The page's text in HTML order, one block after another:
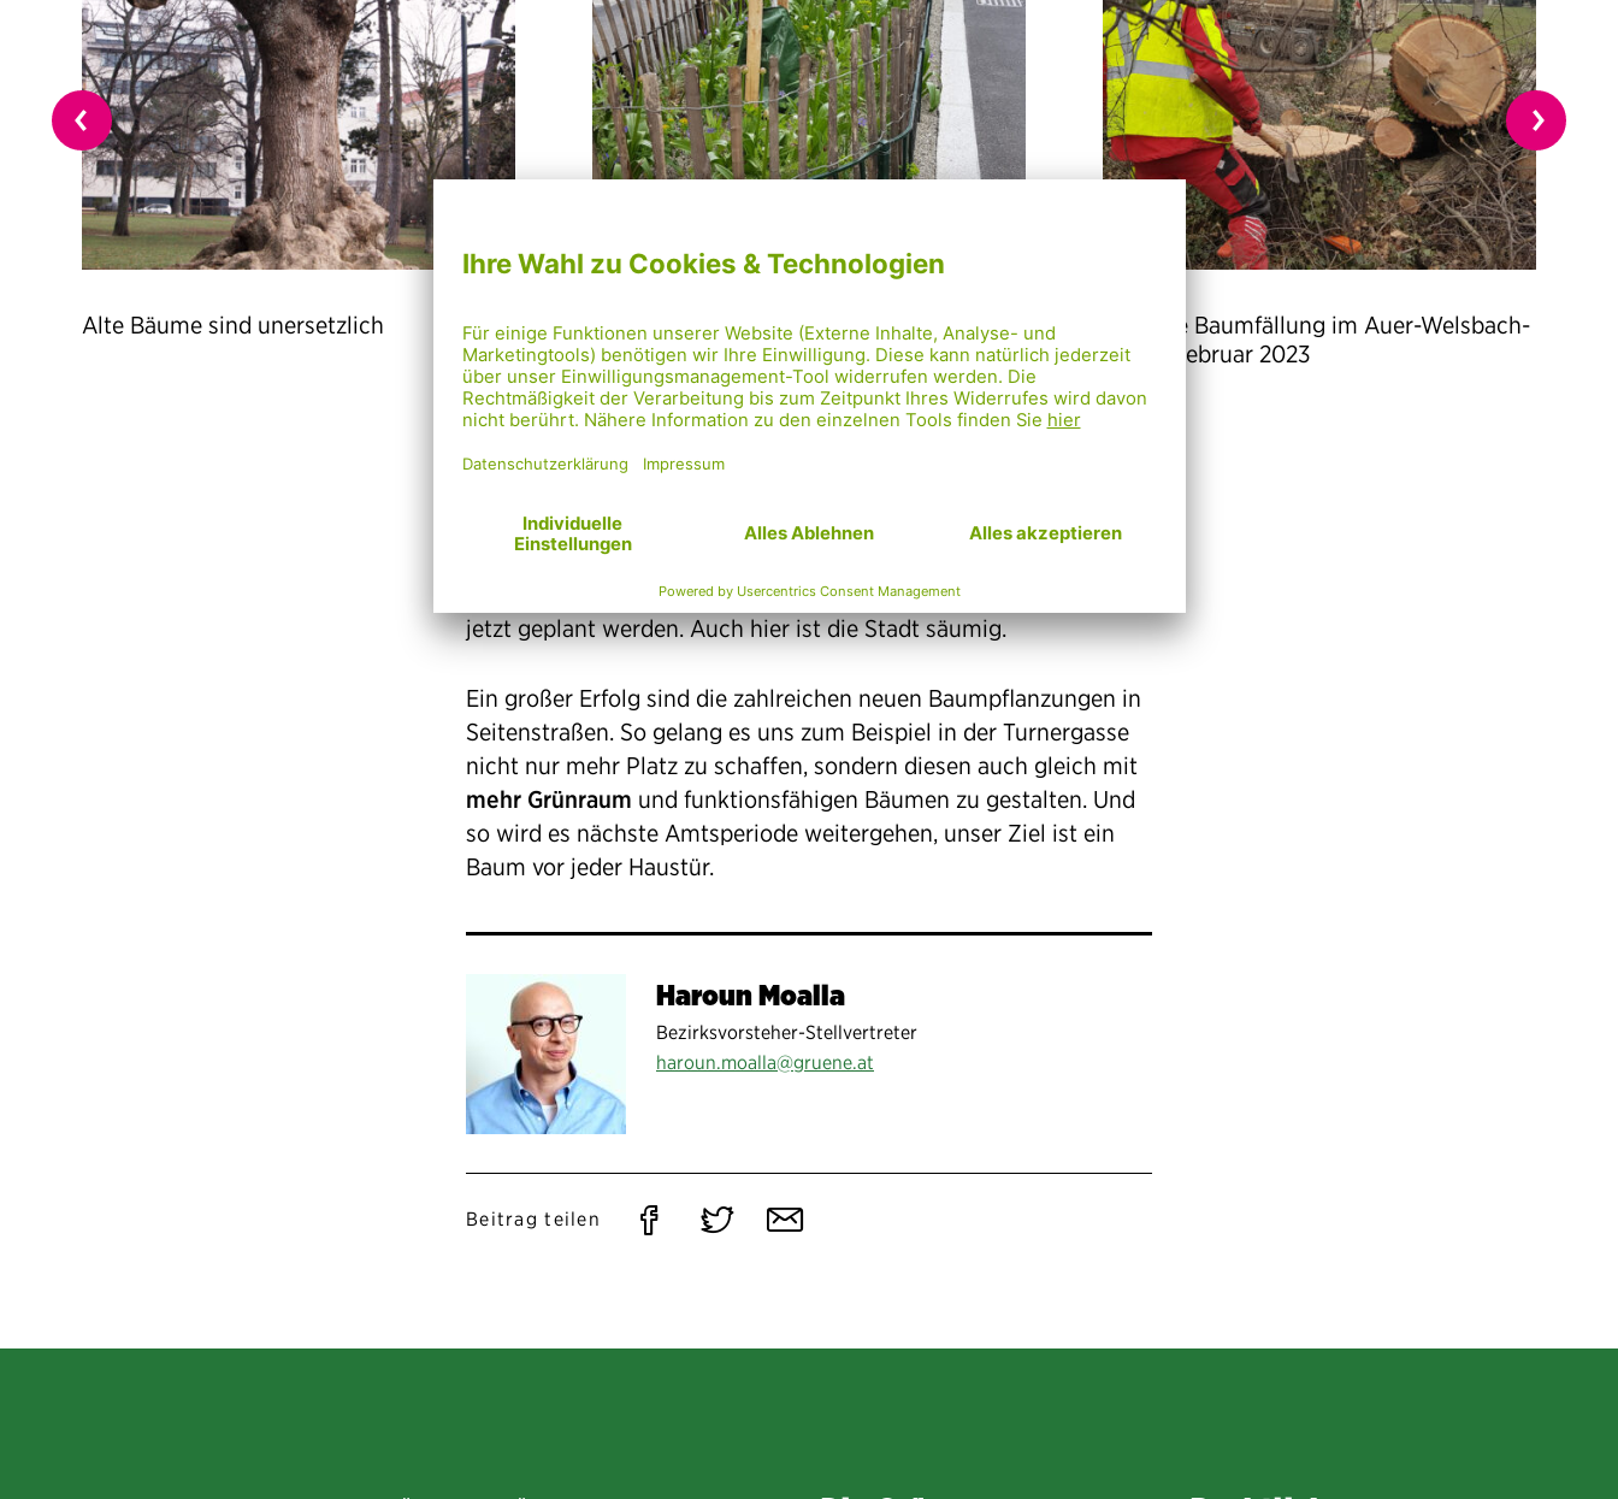
Alte Bäume sind unersetzlich
Es geht voran: neue Bäume braucht der
Bezirk
Traurige Baumfällung im Auer-Welsbach-
Park / Februar 2023
für die Zukunft. Die
Gefährdung des Baumbestandsdurch
klimatische Veränderung und Schadbilder ist schon heute
vorwegzunehmen. Die Zukunft des Baumensembles muss schon
jetzt geplant werden. Auch hier ist die Stadt säumig.
Ein großer Erfolg sind die zahlreichen neuen Baumpflanzungen in
Seitenstraßen. So gelang es uns zum Beispiel in der Turnergasse
nicht nur mehr Platz zu schaffen, sondern diesen auch gleich mit
mehr Grünraum und funktionsfähigen Bäumen zu gestalten. Und
so wird es nächste Amtsperiode weitergehen, unser Ziel ist ein
Baum vor jeder Haustür.
Haroun Moalla
Bezirksvorsteher-Stellvertreter
haroun.moalla@gruene.at
Beitrag teilen
Auf Auf Per